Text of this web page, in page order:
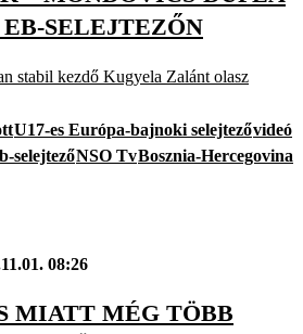
EB-SELEJTEZŐN
stabil kezdő Kugyela Zalánt olasz
U17-es Európa-bajnoki selejtezővideó
selejtezőNSO TvBosznia-Hercegovina
08:26
MIATT MÉG TÖBB